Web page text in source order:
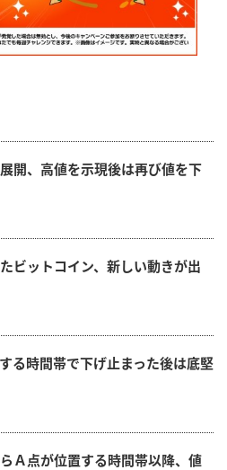
開、高値を示現後は再び値を下
ビットコイン、新しい動きが出
る時間帯で下げ止まった後は底堅
Ａ点が位置する時間帯以降、値